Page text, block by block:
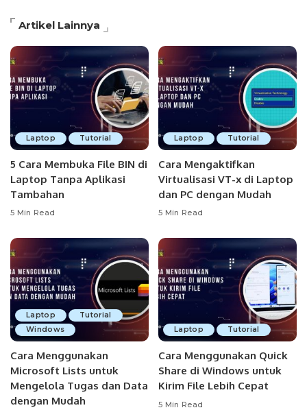
Artikel Lainnya
Laptop Tutorial
5 Cara Membuka File BIN di
Laptop Tanpa Aplikasi
Tambahan
5 Min Read
Laptop Tutorial
Cara Mengaktifkan
Virtualisasi VT-x di Laptop
dan PC dengan Mudah
5 Min Read
Laptop
Tutorial
Windows
Cara Menggunakan
Microsoft Lists untuk
Mengelola Tugas dan Data
dengan Mudah
Laptop Tutorial
Cara Menggunakan Quick
Share di Windows untuk
Kirim File Lebih Cepat
5 Min Read